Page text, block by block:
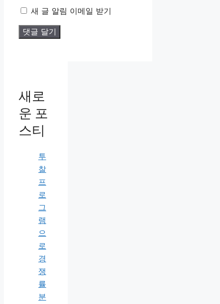
새 글 알림 이메일 받기
새로
운 포
스티
투
찰
프
로
그
램
으
로
경
쟁
률
분